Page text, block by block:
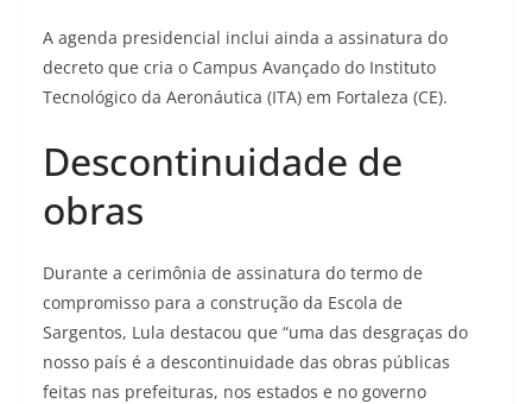
A agenda presidencial inclui ainda a assinatura do
decreto que cria o Campus Avançado do Instituto
Tecnológico da Aeronáutica (ITA) em Fortaleza (CE).
Descontinuidade de
obras
Durante a cerimônia de assinatura do termo de
compromisso para a construção da Escola de
Sargentos, Lula destacou que “uma das desgraças do
nosso país é a descontinuidade das obras públicas
feitas nas prefeituras, nos estados e no governo